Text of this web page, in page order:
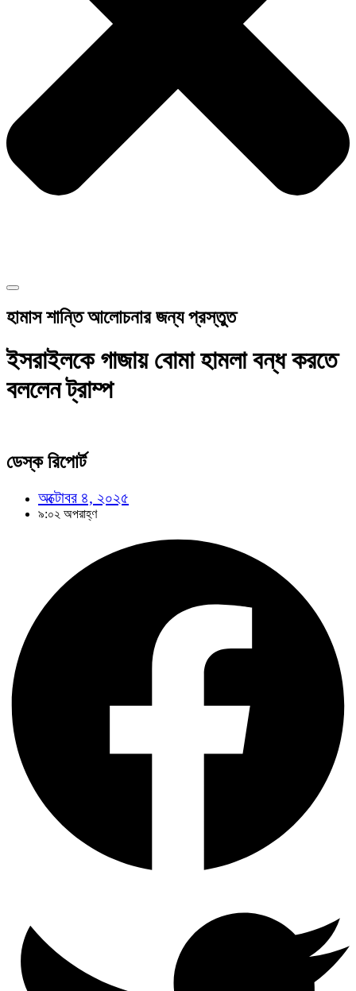
হামাস শান্তি আলোচনার জন্য প্রস্তুত
ইসরাইলকে গাজায় বোমা হামলা বন্ধ করতে
বললেন ট্রাম্প
ডেস্ক রিপোর্ট
অক্টোবর ৪, ২০২৫
৯:০২ অপরাহ্ণ